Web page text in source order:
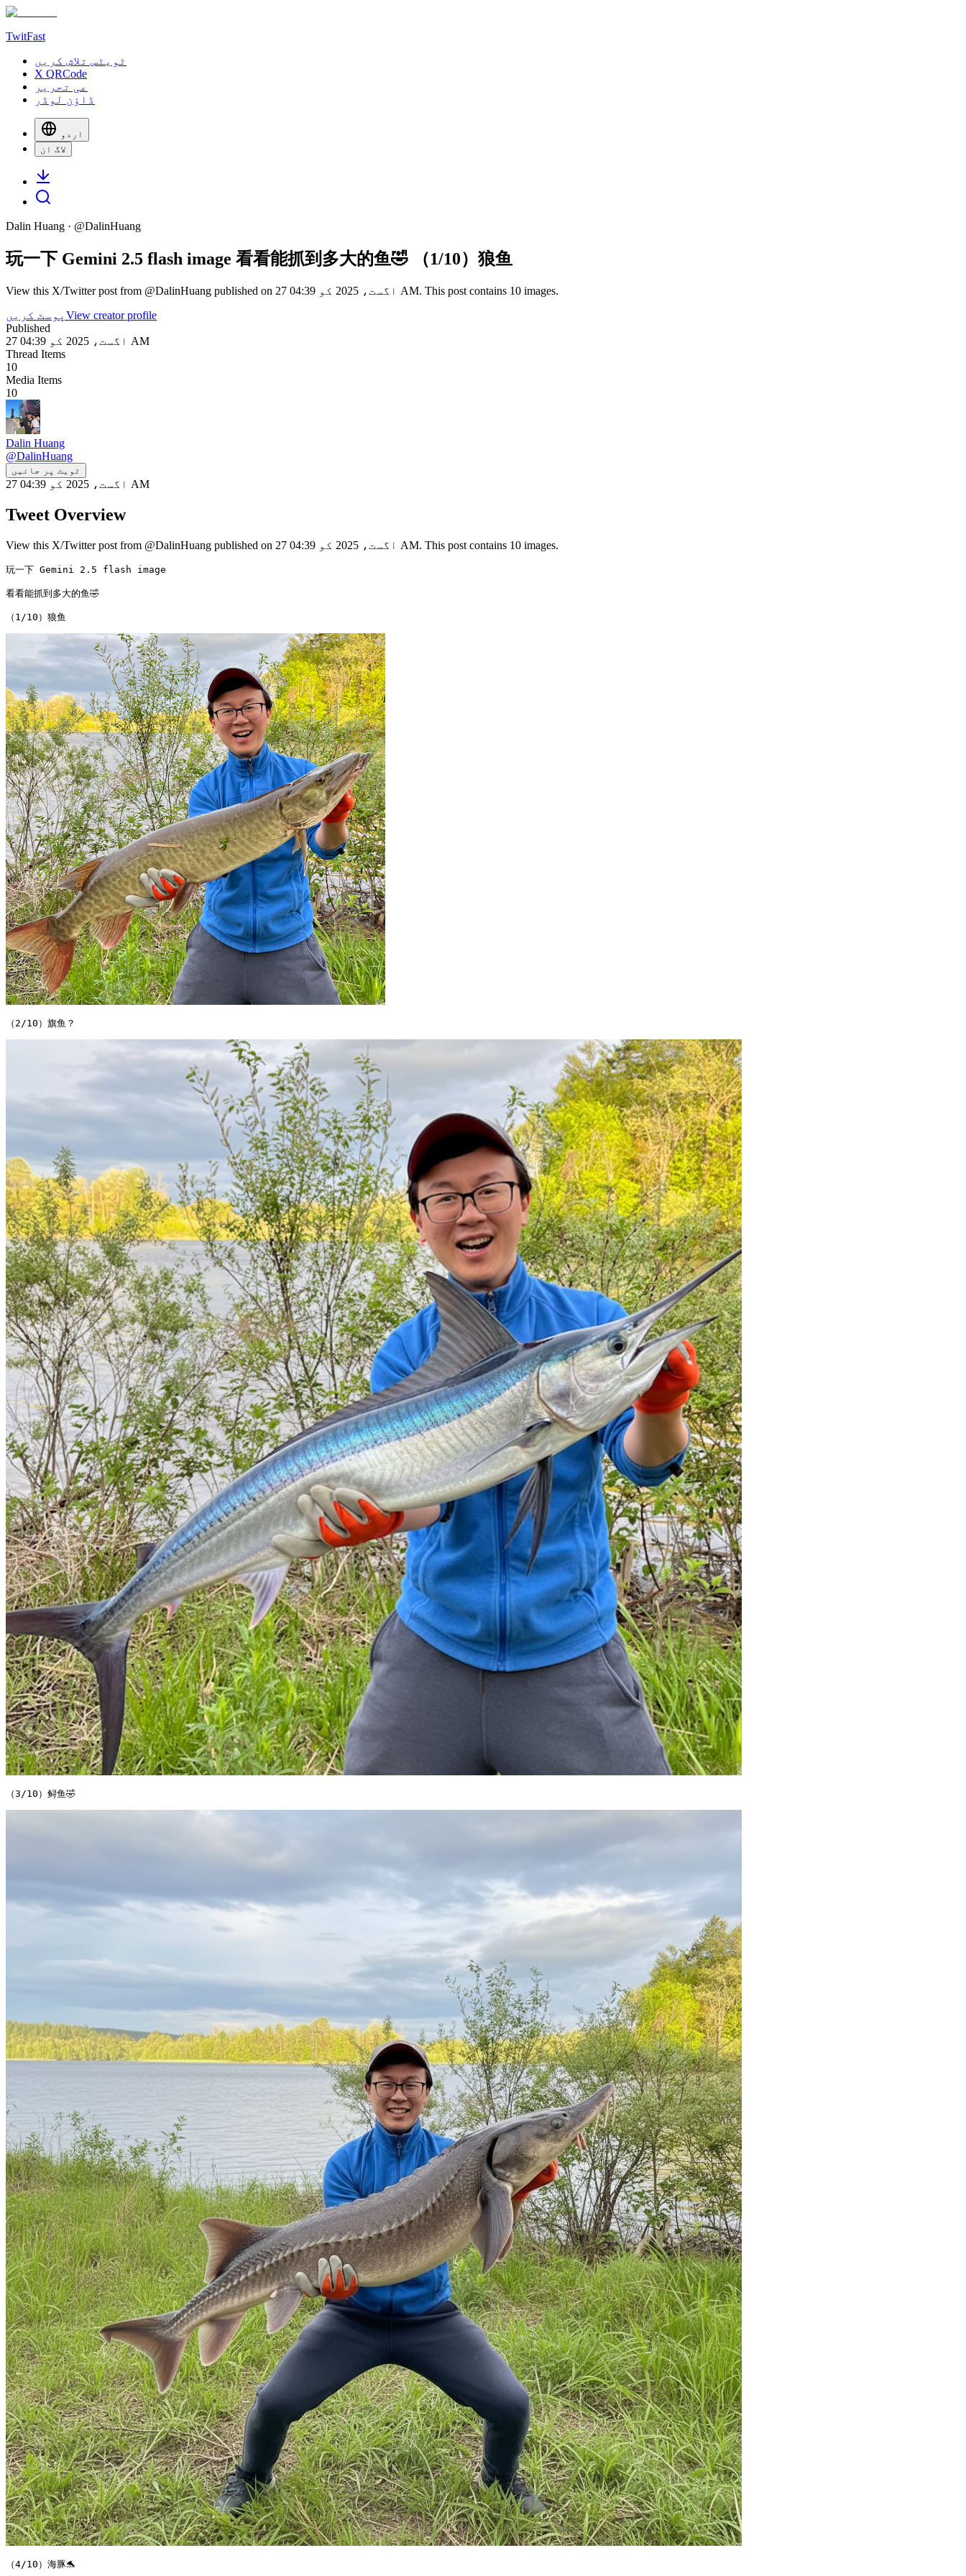
TwitFast
ٹویٹس تلاش کریں
X QRCode
عی تحریر
ڈاؤن لوڈر
اردو
لاگ ان
Dalin Huang · @DalinHuang
玩一下 Gemini 2.5 flash image 看看能抓到多大的鱼🤣 （1/10）狼鱼
View this X/Twitter post from @DalinHuang published on 27 اگست، 2025 کو 04:39 AM. This post contains 10 images.
پوسٹ کریں View creator profile
Published
27 اگست، 2025 کو 04:39 AM
Thread Items
10
Media Items
10
Dalin Huang
@DalinHuang
ٹویٹ پر جائیں
27 اگست، 2025 کو 04:39 AM
Tweet Overview
View this X/Twitter post from @DalinHuang published on 27 اگست، 2025 کو 04:39 AM. This post contains 10 images.
玩一下 Gemini 2.5 flash image
看看能抓到多大的鱼🤣
（1/10）狼鱼
（2/10）旗鱼？
（3/10）鲟鱼🤣
（4/10）海豚🐬